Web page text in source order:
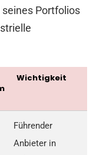
Portfolios
Wichtigkeit
Führender
Anbieter in